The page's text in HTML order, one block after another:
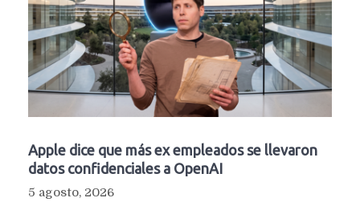
Apple dice que más ex empleados se llevaron
datos confidenciales a OpenAI
5 agosto, 2026